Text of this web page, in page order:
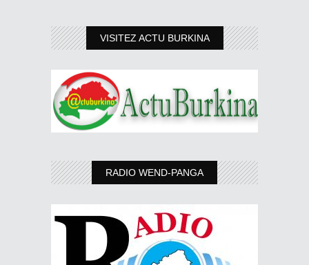
VISITEZ ACTU BURKINA
RADIO WEND-PANGA